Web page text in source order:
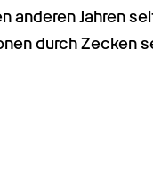
anderen Jahren
durch Zecken